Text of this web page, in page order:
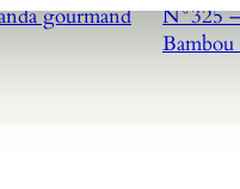
gourmand
N°325